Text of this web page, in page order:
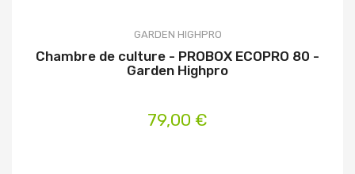
GARDEN HIGHPRO
Chambre de culture - PROBOX ECOPRO 80 -
Garden Highpro
79,00 €